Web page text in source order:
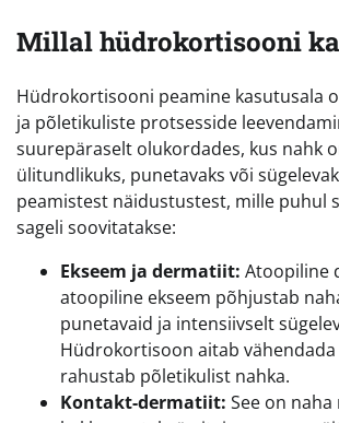
Millal hüdrokortisooni
Hüdrokortisooni peamine kasutusala
ja põletikuliste protsesside
suurepäraselt olukordades, kus nahk
ülitundlikuks, punetavaks või
peamistest näidustustest, mille puhul
sageli soovitatakse:
Ekseem ja dermatiit: Atoopiline
atoopiline ekseem põhjustab
punetavaid ja intensiivselt
Hüdrokortisoon aitab vähendada
rahustab põletikulist nahka.
Kontakt-dermatiit: See on